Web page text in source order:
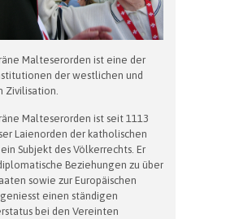
Malteserorden ist eine der
der westlichen und
Zivilisation.
Malteserorden ist seit 1113
Laienorden der katholischen
Subjekt des Völkerrechts. Er
Beziehungen zu über
sowie zur Europäischen
einen ständigen
bei den Vereinten